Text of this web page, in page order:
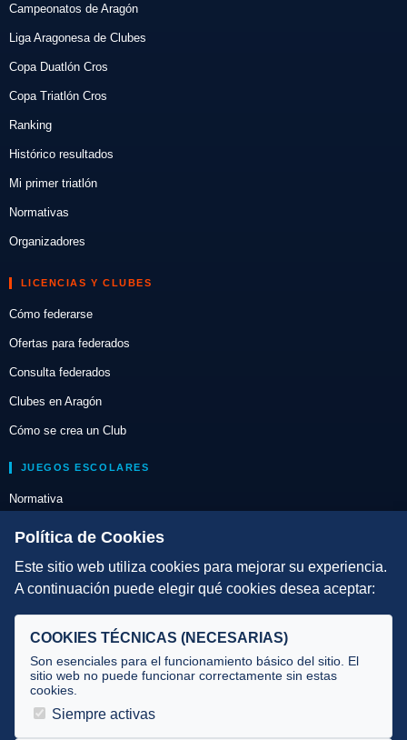
Campeonatos de Aragón
Liga Aragonesa de Clubes
Copa Duatlón Cros
Copa Triatlón Cros
Ranking
Histórico resultados
Mi primer triatlón
Normativas
Organizadores
LICENCIAS Y CLUBES
Cómo federarse
Ofertas para federados
Consulta federados
Clubes en Aragón
Cómo se crea un Club
JUEGOS ESCOLARES
Normativa
Escuelas de Triatlón
DIRECCIÓN TÉCNICA
Selecciones
Tecnificación
JUECES Y OFICIALES
Política de Cookies
Este sitio web utiliza cookies para mejorar su experiencia.
A continuación puede elegir qué cookies desea aceptar:
COOKIES TÉCNICAS (NECESARIAS)
Son esenciales para el funcionamiento básico del sitio. El
sitio web no puede funcionar correctamente sin estas
cookies.
Siempre activas